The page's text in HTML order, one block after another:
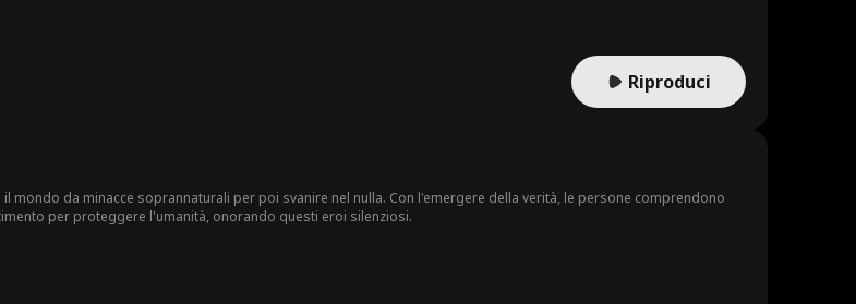
Riproduci
mondo da minacce soprannaturali per poi svanire nel nulla. Con l'emergere della verità, le persone comprendono
per proteggere l'umanità, onorando questi eroi silenziosi.